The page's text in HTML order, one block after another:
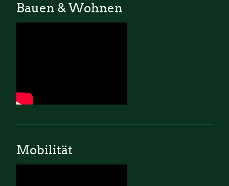
Bauen & Wohnen
Mobilität